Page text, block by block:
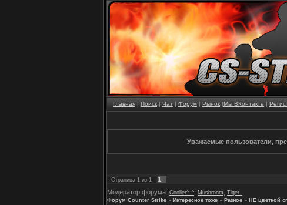
Главная | Поиск | Чат | Форум | Рынок |Мы ВКонтакте |
Уважаемые пользователи,
Страница 1 из 1
1
Модератор форума: Cooller^_^ Mushroom
Tiger_
Форум Counter Strike » Интересное тоже » Разное » НЕ цветной